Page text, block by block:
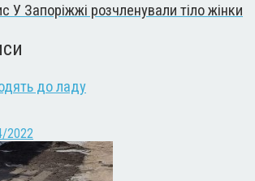
У Запоріжжі розчленували тіло жінки
до ладу
2022